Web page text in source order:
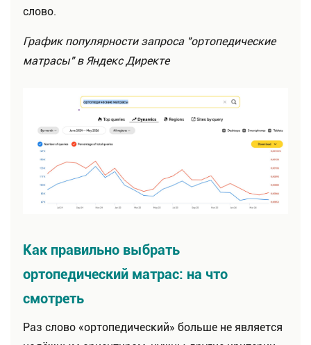
слово.
График популярности запроса "ортопедические
матрасы" в Яндекс Директе
Как правильно выбрать
ортопедический матрас: на что
смотреть
Раз слово «ортопедический» больше не является